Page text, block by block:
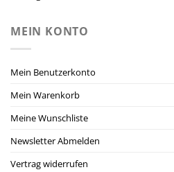
MEIN KONTO
Mein Benutzerkonto
Mein Warenkorb
Meine Wunschliste
Newsletter Abmelden
Vertrag widerrufen